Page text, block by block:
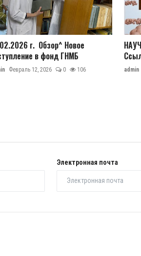
г. Обзор^ Новое
в фонд ГНМБ
Февраль 12, 2026 0 106 admin
Электронная почта